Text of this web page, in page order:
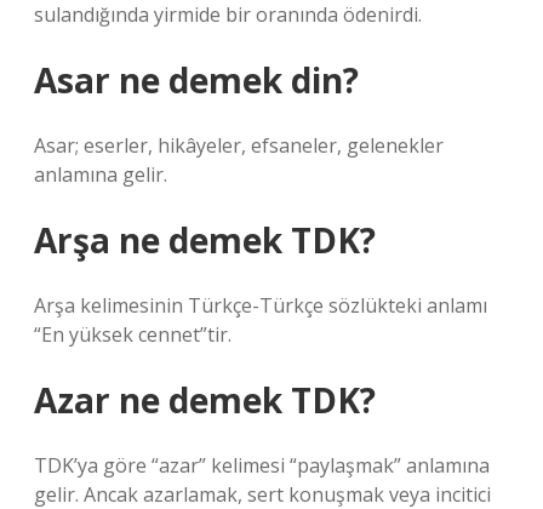
sulandığında yirmide bir oranında ödenirdi.
Asar ne demek din?
Asar; eserler, hikâyeler, efsaneler, gelenekler
anlamına gelir.
Arşa ne demek TDK?
Arşa kelimesinin Türkçe-Türkçe sözlükteki anlamı
“En yüksek cennet”tir.
Azar ne demek TDK?
TDK’ya göre “azar” kelimesi “paylaşmak” anlamına
gelir. Ancak azarlamak, sert konuşmak veya incitici